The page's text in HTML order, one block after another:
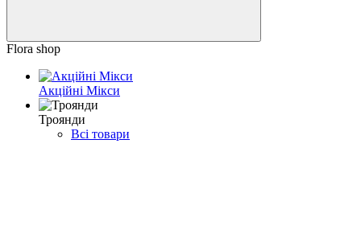
Flora shop
Акційні Мікси
Троянди
Всі товари